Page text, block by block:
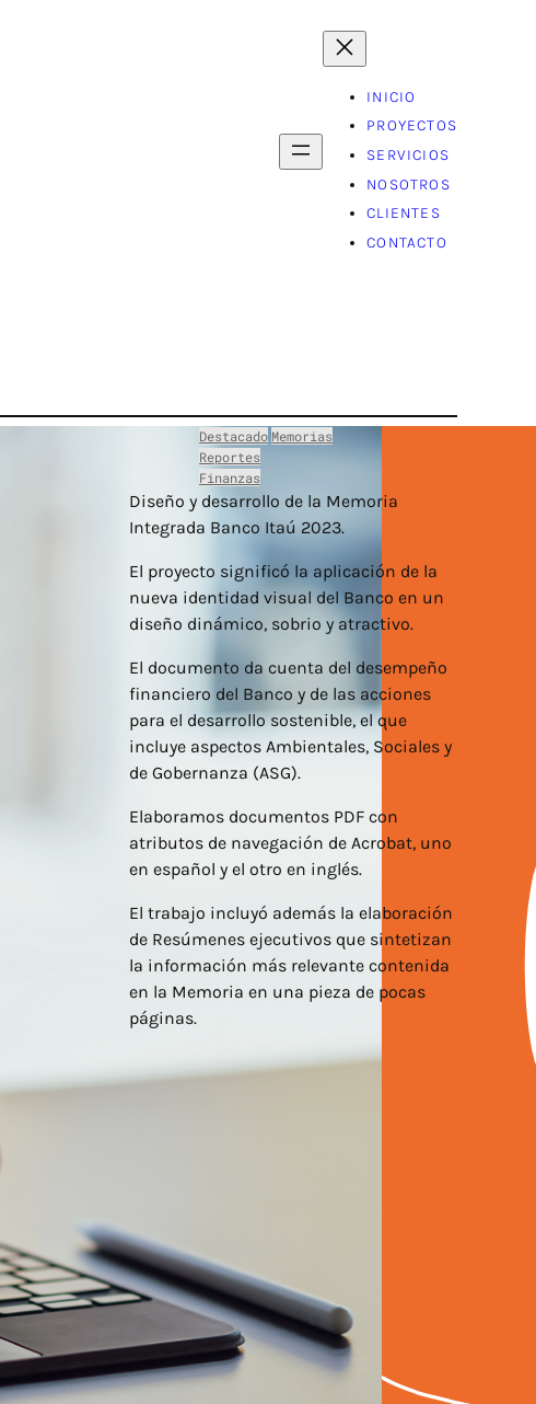
INICIO
PROYECTOS
SERVICIOS
NOSOTROS
CLIENTES
CONTACTO
Destacado Memorias
Reportes
Finanzas
Diseño y desarrollo de la Memoria
Integrada Banco Itaú 2023.
El proyecto significó la aplicación de la
nueva identidad visual del Banco en un
diseño dinámico, sobrio y atractivo.
El documento da cuenta del desempeño
financiero del Banco y de las acciones
para el desarrollo sostenible, el que
incluye aspectos Ambientales, Sociales y
de Gobernanza (ASG).
Elaboramos documentos PDF con
atributos de navegación de Acrobat, uno
en español y el otro en inglés.
El trabajo incluyó además la elaboración
de Resúmenes ejecutivos que sintetizan
la información más relevante contenida
en la Memoria en una pieza de pocas
páginas.